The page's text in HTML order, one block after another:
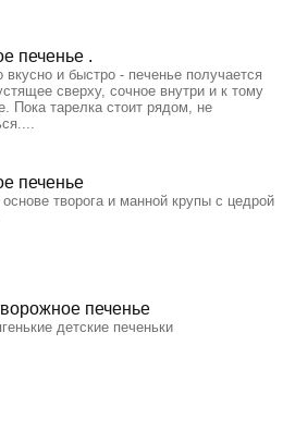
печенье .
вкусно и быстро - печенье получается
сверху, сочное внутри и к тому
Пока тарелка стоит рядом, не
печенье
творога и манной крупы с цедрой
печенье
детские печеньки